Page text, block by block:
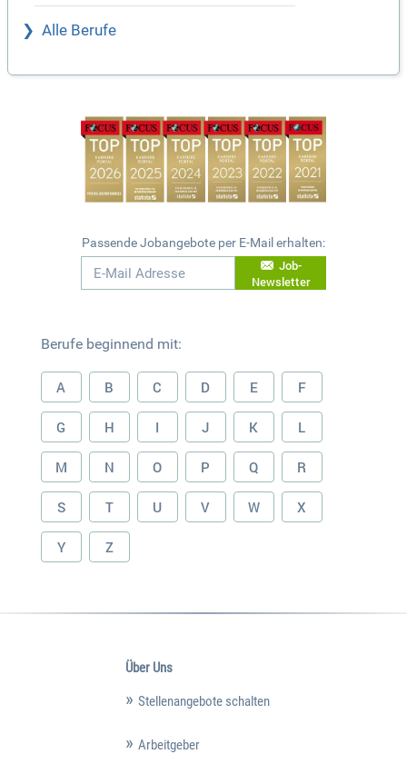
Alle Berufe
Passende Jobangebote per E-Mail erhalten:
Job-
Newsletter
Berufe beginnend mit:
A B C D E F
G H I J K L
M N O P Q R
S T U V W X
Y Z
Über Uns
Stellenangebote schalten
Arbeitgeber